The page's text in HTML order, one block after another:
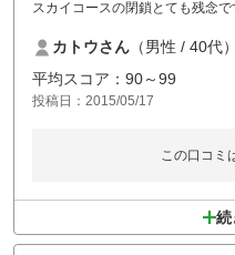
スカイコースの閉鎖とても残念で
カトウさん （男性 / 40代）
平均スコア：90～99
投稿日：2015/05/17
この口コミ
続